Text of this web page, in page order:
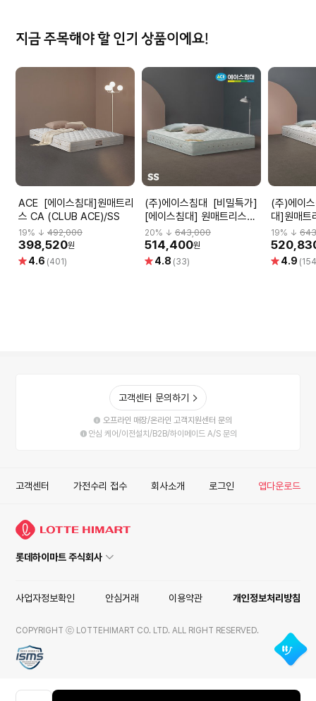
지금 주목해야 할 인기 상품이에요!
ACE [에이스침대]원매트리
스 CA (CLUB ACE)/SS
19% ↓ 492,000
398,520원
별 4.6 (401)
(주)에이스침대 [비밀특가]
[에이스침대] 원매트리스
CA2(CLUB ACE2)/SS(슈
퍼싱글사이즈)
20% ↓643,000
514,400원
별 4.8 (33)
(주)에이스침대
대]원매
ACE2)/SS
19% ↓
별 4.9
고객센터 문의하기
오프라인 매장/온라인 고객지원센터 문의
안심 케어/이전설치/B2B/하이메이드 A/S 문의
고객센터 가전수리 접수 회사소개 로그인 앱다운로드
롯데하이마트 주식회사
사업자정보확인 안심거래 이용약관 개인정보처리방침
COPYRIGHT ⓒ LOTTEHIMART CO. LTD. ALL RIGHT RESERVED.
ISMS